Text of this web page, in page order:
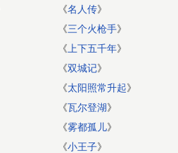
《名人传》
《三个火枪手》
《 上下五千年》
《双城记》
《太阳照常升起》
《瓦尔登湖》
《雾都孤儿》
《小王子》